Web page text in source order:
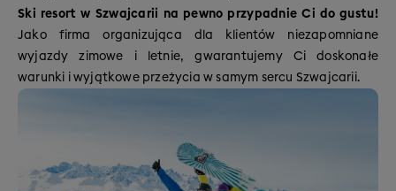
Ski resort w Szwajcarii na pewno przypadnie Ci do gustu!
Jako firma organizująca dla klientów niezapomniane
wyjazdy zimowe i letnie, gwarantujemy Ci doskonałe
warunki i wyjątkowe przeżycia w samym sercu Szwajcarii.